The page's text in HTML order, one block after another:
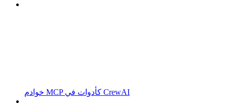
خوادم MCP كأدوات في CrewAI